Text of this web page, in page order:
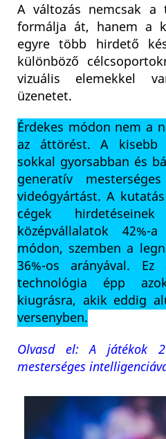
A változás nemcsak a
formálja át, hanem a
egyre több hirdető
különböző
vizuális elemekkel
üzenetet.
Érdekes módon nem a
az áttörést. A kisebb
sokkal gyorsabban és
generatív
videógyártást. A
cégek
középvállalatok
módon, szemben a
36%-os arányával.
technológia épp
kiugrásra, akik eddig
versenyben.
Olvasd el: A játékok
mesterséges